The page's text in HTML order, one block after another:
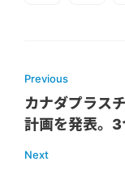
Previous
カナダプラス
計画を発表。
Next